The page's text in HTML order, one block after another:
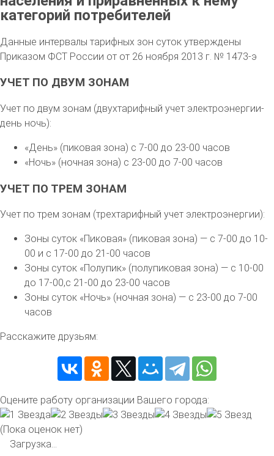
категорий потребителей
Данные интервалы тарифных зон суток утверждены
Приказом ФСТ России от от 26 ноября 2013 г. № 1473-э
УЧЕТ ПО ДВУМ ЗОНАМ
Учет по двум зонам (двухтарифный учет электроэнергии-
день ночь):
«День» (пиковая зона) с 7-00 до 23-00 часов
«Ночь» (ночная зона) с 23-00 до 7-00 часов
УЧЕТ ПО ТРЕМ ЗОНАМ
Учет по трем зонам (трехтарифный учет электроэнергии):
Зоны суток «Пиковая» (пиковая зона) — с 7-00 до 10-
00 и с 17-00 до 21-00 часов
Зоны суток «Полупик» (полупиковая зона) — с 10-00
до 17-00,с 21-00 до 23-00 часов
Зоны суток «Ночь» (ночная зона) — с 23-00 до 7-00
часов
Расскажите друзьям:
Оцените работу организации Вашего города:
(Пока оценок нет)
Загрузка...